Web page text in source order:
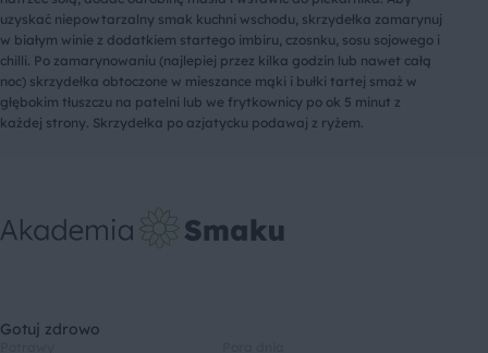
uzyskać niepowtarzalny smak kuchni wschodu, skrzydełka zamarynuj
w białym winie z dodatkiem startego imbiru, czosnku, sosu sojowego i
chilli. Po zamarynowaniu (najlepiej przez kilka godzin lub nawet całą
noc) skrzydełka obtoczone w mieszance mąki i bułki tartej smaż w
głębokim tłuszczu na patelni lub we frytkownicy po ok 5 minut z
każdej strony. Skrzydełka po azjatycku podawaj z ryżem.
Gotuj zdrowo